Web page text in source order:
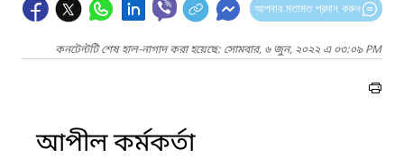
আপনার মতামত প্রদান করুন
কনটেন্টটি শেষ হাল-নাগাদ করা হয়েছে: সোমবার, ৬ জুন, ২০২২ এ ০৩:০৯ PM
আপীল কর্মকর্তা